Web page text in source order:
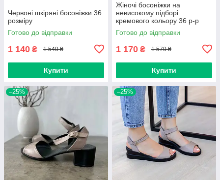
Червоні шкіряні босоніжки 36
розміру
Готово до відправки
1 140 ₴ 1 540 ₴
Купити
Жіночі босоніжки на
невисокому підборі
кремового кольору 36 р-р
Готово до відправки
1 170 ₴ 1 570 ₴
Купити
–25% –25%